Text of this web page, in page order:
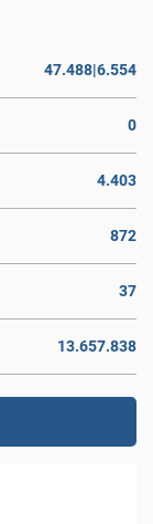
47.488|6.554
0
4.403
872
37
13.657.838